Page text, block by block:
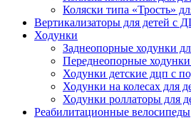
Коляски типа «Трость»
Вертикализаторы для детей с
Ходунки
Заднеопорные ходунки
Переднеопорные ходунки
Ходунки детские дцп с
Ходунки на колесах для
Ходунки роллаторы для
Реабилитационные велосипеды